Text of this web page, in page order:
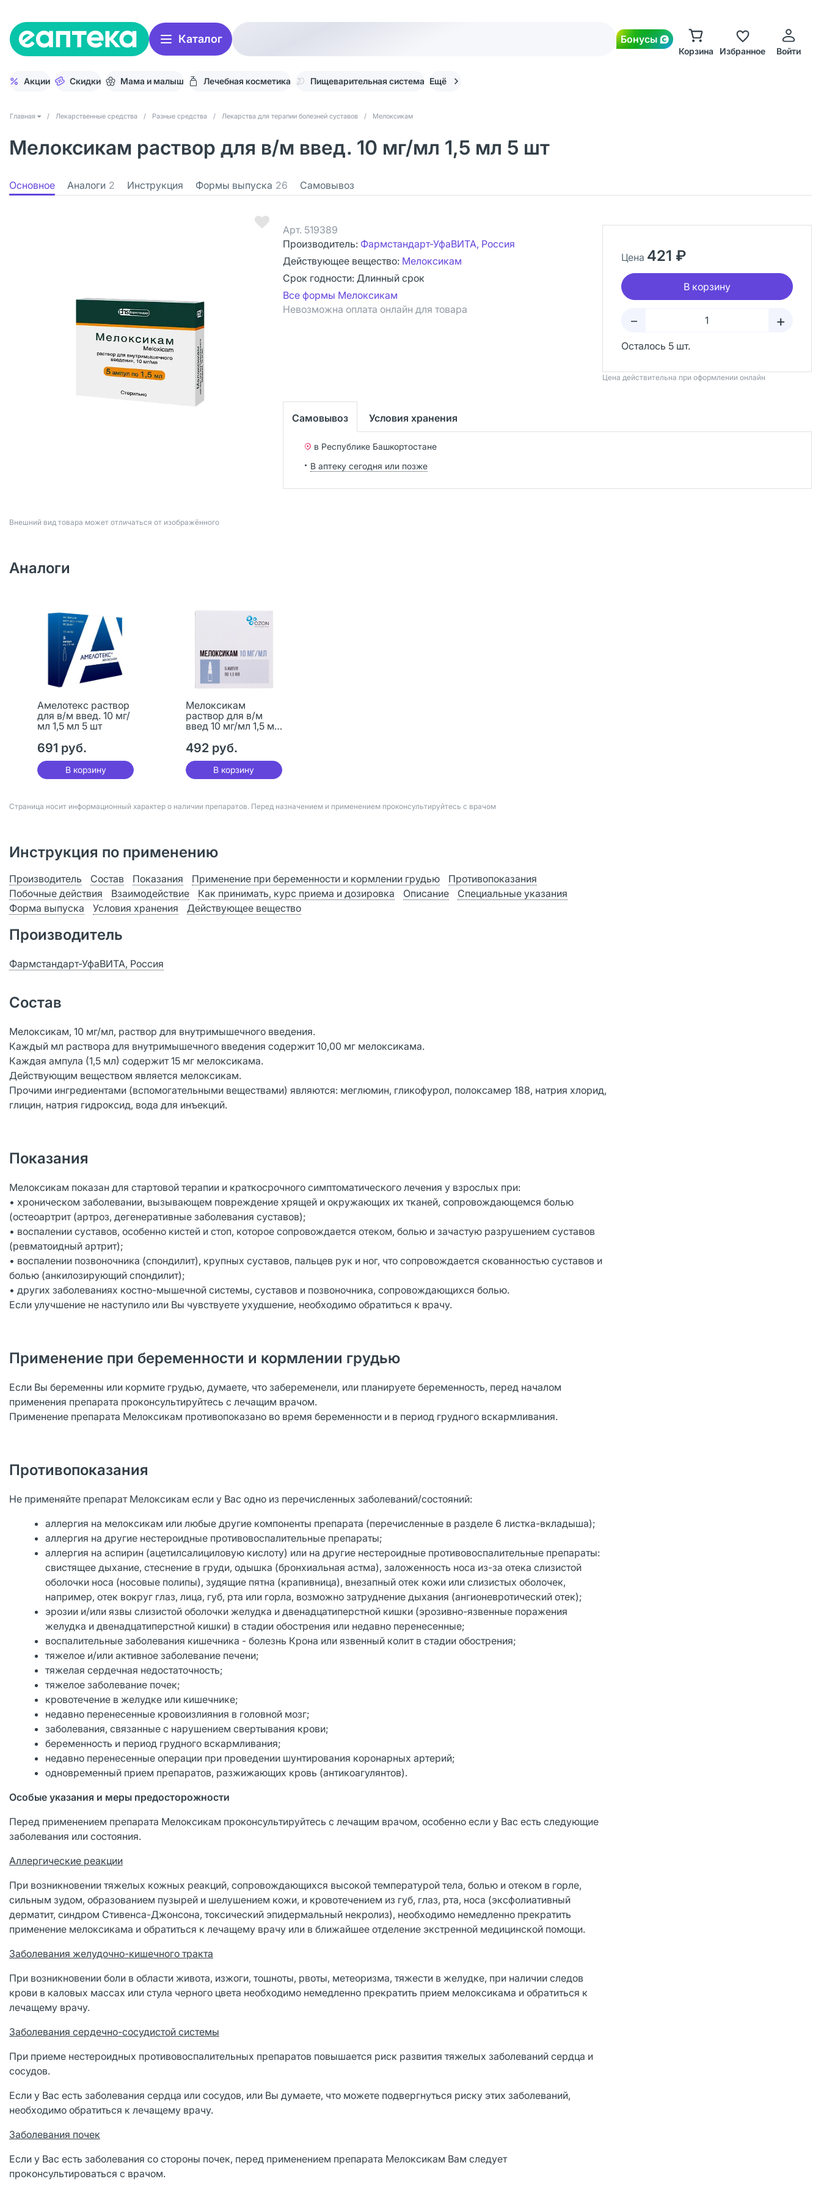
Каталог Бонусы
Корзина Избранное Войти
Акции Скидки Мама и малыш Лечебная косметика Пищеварительная система Ещё
Главная / Лекарственные средства / Разные средства / Лекарства для терапии болезней суставов / Мелоксикам
Мелоксикам раствор для в/м введ. 10 мг/мл 1,5 мл 5 шт
Основное Аналоги 2 Инструкция Формы выпуска 26 Самовывоз
Bнешний вид товара может отличаться от изображённого
Арт. 519389
Производитель: Фармстандарт-УфаВИТА, Россия
Действующее вещество: Мелоксикам
Срок годности: Длинный срок
Все формы Мелоксикам
Невозможна оплата онлайн для товара
Цена 421 ₽
В корзину
– +
Осталось 5 шт.
Цена действительна при оформлении онлайн
Самовывоз Условия хранения
в Республике Башкортостане
В аптеку сегодня или позже
Аналоги
Амелотекс раствор
для в/м введ. 10 мг/
мл 1,5 мл 5 шт
691 руб.
В корзину
Мелоксикам
раствор для в/м
введ 10 мг/мл 1,5 мл
492 руб.
В корзину
Страница носит информационный характер о наличии препаратов. Перед назначением и применением проконсультируйтесь с врачом
Инструкция по применению
Производитель Состав Показания Применение при беременности и кормлении грудью
Противопоказания
Побочные действия
Взаимодействие Как принимать, курс приема и дозировка Описание
Специальные указания
Форма выпуска
Условия хранения Действующее вещество
Производитель
Фармстандарт-УфаВИТА, Россия
Состав
Мелоксикам, 10 мг/мл, раствор для внутримышечного введения.
Каждый мл раствора для внутримышечного введения содержит 10,00 мг мелоксикама.
Каждая ампула (1,5 мл) содержит 15 мг мелоксикама.
Действующим веществом является мелоксикам.
Прочими ингредиентами (вспомогательными веществами) являются: меглюмин, гликофурол, полоксамер 188, натрия хлорид,
глицин, натрия гидроксид, вода для инъекций.
Показания
Мелоксикам показан для стартовой терапии и краткосрочного симптоматического лечения у взрослых при:
• хроническом заболевании, вызывающем повреждение хрящей и окружающих их тканей, сопровождающемся болью
(остеоартрит (артроз, дегенеративные заболевания суставов);
• воспалении суставов, особенно кистей и стоп, которое сопровождается отеком, болью и зачастую разрушением суставов
(ревматоидный артрит);
• воспалении позвоночника (спондилит), крупных суставов, пальцев рук и ног, что сопровождается скованностью суставов и
болью (анкилозирующий спондилит);
• других заболеваниях костно-мышечной системы, суставов и позвоночника, сопровождающихся болью.
Если улучшение не наступило или Вы чувствуете ухудшение, необходимо обратиться к врачу.
Применение при беременности и кормлении грудью
Если Вы беременны или кормите грудью, думаете, что забеременели, или планируете беременность, перед началом
применения препарата проконсультируйтесь с лечащим врачом.
Применение препарата Мелоксикам противопоказано во время беременности и в период грудного вскармливания.
Противопоказания
Не применяйте препарат Мелоксикам если у Вас одно из перечисленных заболеваний/состояний:
аллергия на мелоксикам или любые другие компоненты препарата (перечисленные в разделе 6 листка-вкладыша);
аллергия на другие нестероидные противовоспалительные препараты;
аллергия на аспирин (ацетилсалициловую кислоту) или на другие нестероидные противовоспалительные препараты:
свистящее дыхание, стеснение в груди, одышка (бронхиальная астма), заложенность носа из-за отека слизистой
оболочки носа (носовые полипы), зудящие пятна (крапивница), внезапный отек кожи или слизистых оболочек,
например, отек вокруг глаз, лица, губ, рта или горла, возможно затруднение дыхания (ангионевротический отек);
эрозии и/или язвы слизистой оболочки желудка и двенадцатиперстной кишки (эрозивно-язвенные поражения
желудка и двенадцатиперстной кишки) в стадии обострения или недавно перенесенные;
воспалительные заболевания кишечника - болезнь Крона или язвенный колит в стадии обострения;
тяжелое и/или активное заболевание печени;
тяжелая сердечная недостаточность;
тяжелое заболевание почек;
кровотечение в желудке или кишечнике;
недавно перенесенные кровоизлияния в головной мозг;
заболевания, связанные с нарушением свертывания крови;
беременность и период грудного вскармливания;
недавно перенесенные операции при проведении шунтирования коронарных артерий;
одновременный прием препаратов, разжижающих кровь (антикоагулянтов).
Особые указания и меры предосторожности
Перед применением препарата Мелоксикам проконсультируйтесь с лечащим врачом, особенно если у Вас есть следующие
заболевания или состояния.
Аллергические реакции
При возникновении тяжелых кожных реакций, сопровождающихся высокой температурой тела, болью и отеком в горле,
сильным зудом, образованием пузырей и шелушением кожи, и кровотечением из губ, глаз, рта, носа (эксфолиативный
дерматит, синдром Стивенса-Джонсона, токсический эпидермальный некролиз), необходимо немедленно прекратить
применение мелоксикама и обратиться к лечащему врачу или в ближайшее отделение экстренной медицинской помощи.
Заболевания желудочно-кишечного тракта
При возникновении боли в области живота, изжоги, тошноты, рвоты, метеоризма, тяжести в желудке, при наличии следов
крови в каловых массах или стула черного цвета необходимо немедленно прекратить прием мелоксикама и обратиться к
лечащему врачу.
Заболевания сердечно-сосудистой системы
При приеме нестероидных противовоспалительных препаратов повышается риск развития тяжелых заболеваний сердца и
сосудов.
Если у Вас есть заболевания сердца или сосудов, или Вы думаете, что можете подвергнуться риску этих заболеваний,
необходимо обратиться к лечащему врачу.
Заболевания почек
Если у Вас есть заболевания со стороны почек, перед применением препарата Мелоксикам Вам следует
проконсультироваться с врачом.